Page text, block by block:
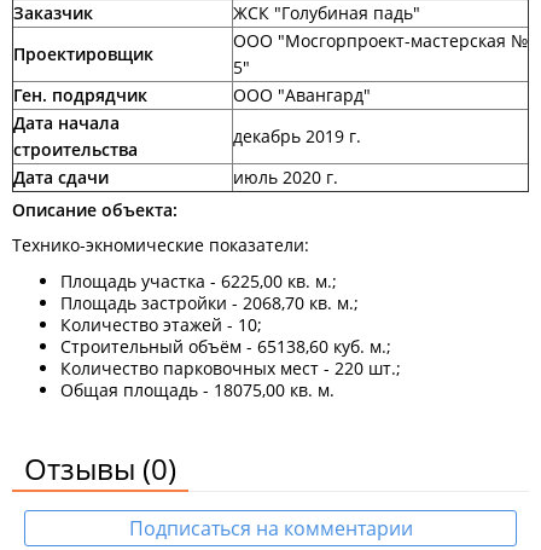
Сентябрь 2020
Заказчик
ЖСК "Голубиная падь"
Проектировщик
ООО "Мосгорпроект-мастерская №
5"
Ген. подрядчик
ООО "Авангард"
Дата начала
строительства
декабрь 2019 г.
Дата сдачи
июль 2020 г.
Описание объекта:
Технико-экномические показатели:
Площадь участка - 6225,00 кв. м.;
Площадь застройки - 2068,70 кв. м.;
Количество этажей - 10;
Строительный объём - 65138,60 куб. м.;
Количество парковочных мест - 220 шт.;
Общая площадь - 18075,00 кв. м.
Отзывы (0)
Подписаться на комментарии